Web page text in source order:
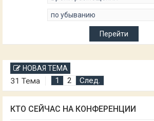
НОВАЯ ТЕМА
31 Тема 1 2 След.
КТО СЕЙЧАС НА КОНФЕРЕНЦИИ